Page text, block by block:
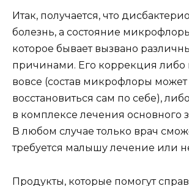
Итак, получается, что
болезнь, а состояние
которое бывает вызвано
причинами. Его коррекция либо
вовсе (состав микрофлоры может
восстановиться сам по себе),
в комплексе лечения основного
В любом случае только врач
требуется малышу лечение или
Продукты, которые помогут